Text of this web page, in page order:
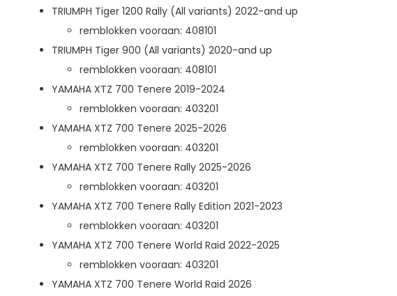
TRIUMPH Tiger 1200 Rally (All variants) 2022-and up
remblokken vooraan: 408101
TRIUMPH Tiger 900 (All variants) 2020-and up
remblokken vooraan: 408101
YAMAHA XTZ 700 Tenere 2019-2024
remblokken vooraan: 403201
YAMAHA XTZ 700 Tenere 2025-2026
remblokken vooraan: 403201
YAMAHA XTZ 700 Tenere Rally 2025-2026
remblokken vooraan: 403201
YAMAHA XTZ 700 Tenere Rally Edition 2021-2023
remblokken vooraan: 403201
YAMAHA XTZ 700 Tenere World Raid 2022-2025
remblokken vooraan: 403201
YAMAHA XTZ 700 Tenere World Raid 2026